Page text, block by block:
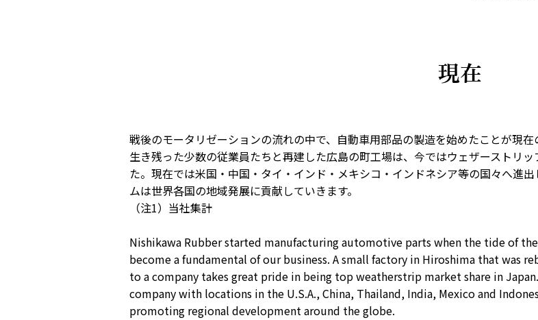
現在
戦後のモータリゼーションの流れの中で、自動車用部品の製造を始めたことが現在
生き残った少数の従業員たちと再建した広島の町工場は、今ではウェザーストリ
た。現在では米国・中国・タイ・インド・メキシコ・インドネシア等の国々へ進
ムは世界各国の地域発展に貢献していきます。
（注1）当社集計
Nishikawa Rubber started manufacturing automotive parts when the tide of
become a fundamental of our business. A small factory in Hiroshima that was
to a company takes great pride in being top weatherstrip market share in
company with locations in the U.S.A., China, Thailand, India, Mexico and
promoting regional development around the globe.